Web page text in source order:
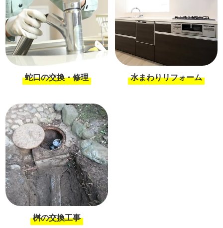
蛇口の交換・修理 水まわりリフォーム
桝の交換工事